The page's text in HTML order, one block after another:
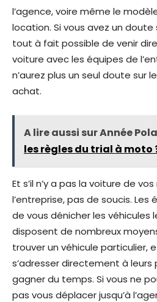
l’agence, voire même le
location. Si vous avez un
tout à fait possible de venir
voiture avec les équipes de
n’aurez plus un seul doute sur
achat.
A lire aussi sur Année
les règles du trial à moto
Et s’il n’y a pas la voiture de
l’entreprise, pas de soucis. Les
de vous dénicher les véhicules
disposent de nombreux
trouver un véhicule particulier,
s’adresser directement à
gagner du temps. Si vous ne
pas vous déplacer jusqu’à